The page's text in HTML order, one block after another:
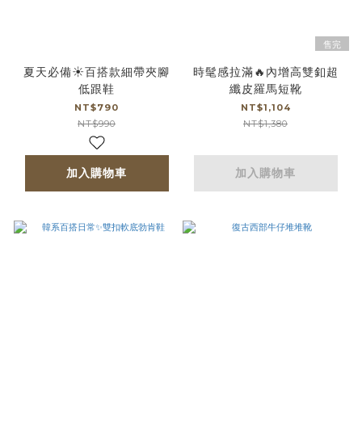
夏天必備☀️百搭款細帶夾腳
低跟鞋
NT$790
NT$990
加入購物車
售完
時髦感拉滿🔥內增高雙釦超
纖皮羅馬短靴
NT$1,104
NT$1,380
加入購物車